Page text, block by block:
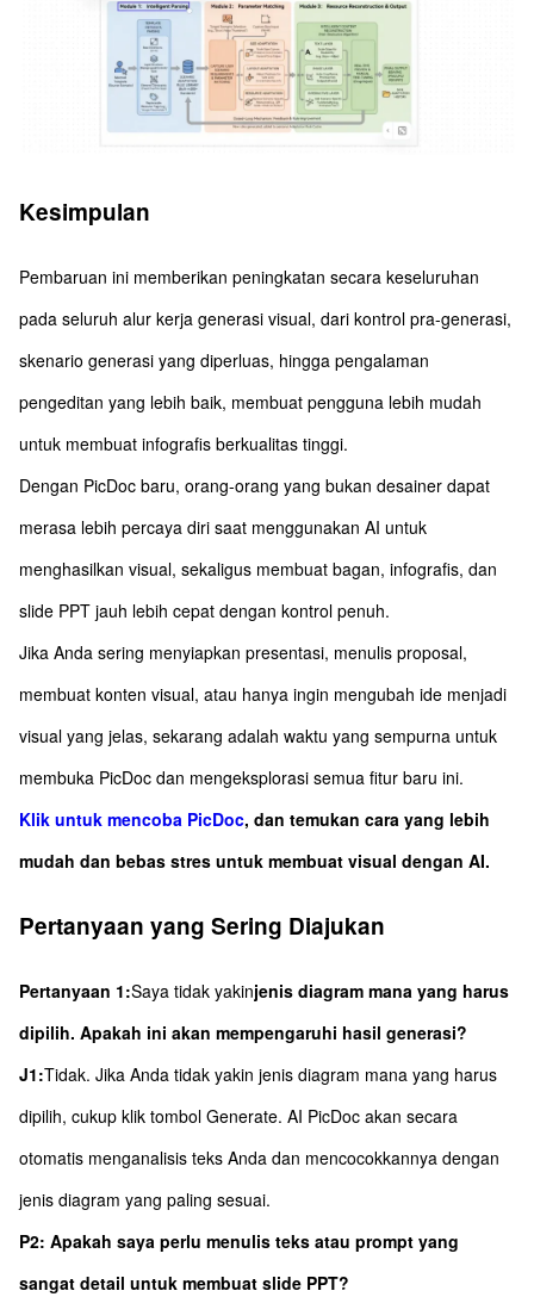
Kesimpulan
Pembaruan ini memberikan peningkatan secara keseluruhan
pada seluruh alur kerja generasi visual, dari kontrol pra-generasi,
skenario generasi yang diperluas, hingga pengalaman
pengeditan yang lebih baik, membuat pengguna lebih mudah
untuk membuat infografis berkualitas tinggi.
Dengan PicDoc baru, orang-orang yang bukan desainer dapat
merasa lebih percaya diri saat menggunakan AI untuk
menghasilkan visual, sekaligus membuat bagan, infografis, dan
slide PPT jauh lebih cepat dengan kontrol penuh.
Jika Anda sering menyiapkan presentasi, menulis proposal,
membuat konten visual, atau hanya ingin mengubah ide menjadi
visual yang jelas, sekarang adalah waktu yang sempurna untuk
membuka PicDoc dan mengeksplorasi semua fitur baru ini.
Klik untuk mencoba PicDoc, dan temukan cara yang lebih
mudah dan bebas stres untuk membuat visual dengan AI.
Pertanyaan yang Sering Diajukan
Pertanyaan 1:Saya tidak yakinjenis diagram mana yang harus
dipilih. Apakah ini akan mempengaruhi hasil generasi?
J1:Tidak. Jika Anda tidak yakin jenis diagram mana yang harus
dipilih, cukup klik tombol Generate. AI PicDoc akan secara
otomatis menganalisis teks Anda dan mencocokkannya dengan
jenis diagram yang paling sesuai.
P2: Apakah saya perlu menulis teks atau prompt yang
sangat detail untuk membuat slide PPT?